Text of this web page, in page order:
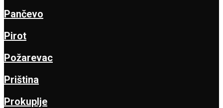
Pančevo
Pirot
Požarevac
Priština
Prokuplje